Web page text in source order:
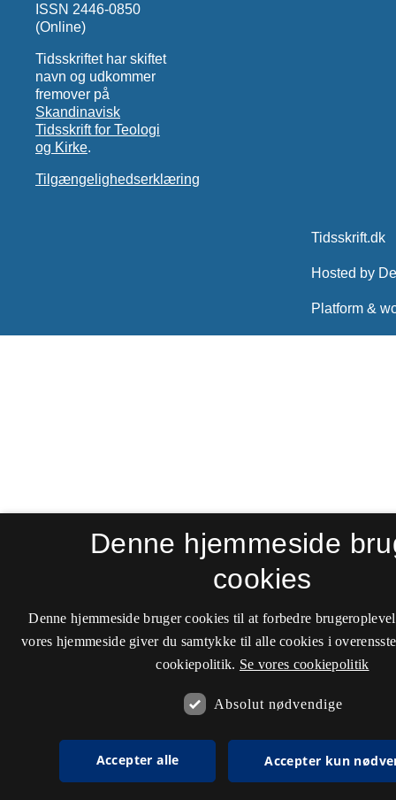
ISSN 2446-0850
(Online)
Tidsskriftet har skiftet
navn og udkommer
fremover på
Skandinavisk
Tidsskrift for Teologi
og Kirke.
Tilgængelighedserklæring
Denne hjemmeside
cookies
Denne hjemmeside bruger cookies til at forbedre
vores hjemmeside giver du samtykke til alle cookies i
cookiepolitik. Se vores cookiepolitik
Absolut nødvendige
Accepter alle Accepter kun